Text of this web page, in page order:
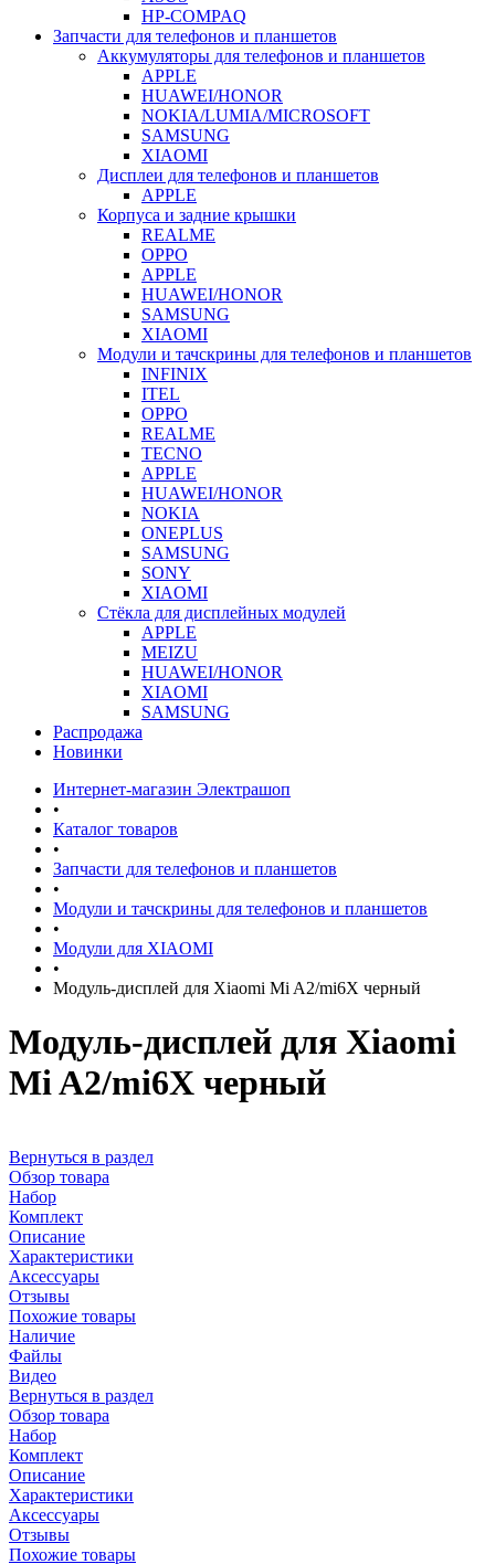
HP-COMPAQ
Запчасти для телефонов и планшетов
Аккумуляторы для телефонов и планшетов
APPLE
HUAWEI/HONOR
NOKIA/LUMIA/MICROSOFT
SAMSUNG
XIAOMI
Дисплеи для телефонов и планшетов
APPLE
Корпуса и задние крышки
REALME
OPPO
APPLE
HUAWEI/HONOR
SAMSUNG
XIAOMI
Модули и тачскрины для телефонов и планшетов
INFINIX
ITEL
OPPO
REALME
TECNO
APPLE
HUAWEI/HONOR
NOKIA
ONEPLUS
SAMSUNG
SONY
XIAOMI
Стёкла для дисплейных модулей
APPLE
MEIZU
HUAWEI/HONOR
XIAOMI
SAMSUNG
Распродажа
Новинки
Интернет-магазин Электрашоп
•
Каталог товаров
•
Запчасти для телефонов и планшетов
•
Модули и тачскрины для телефонов и планшетов
•
Модули для XIAOMI
•
Модуль-дисплей для Xiaomi Mi A2/mi6X черный
Модуль-дисплей для Xiaomi
Mi A2/mi6X черный
Вернуться в раздел
Обзор товара
Набор
Комплект
Описание
Характеристики
Аксессуары
Отзывы
Похожие товары
Наличие
Файлы
Видео
Вернуться в раздел
Обзор товара
Набор
Комплект
Описание
Характеристики
Аксессуары
Отзывы
Похожие товары